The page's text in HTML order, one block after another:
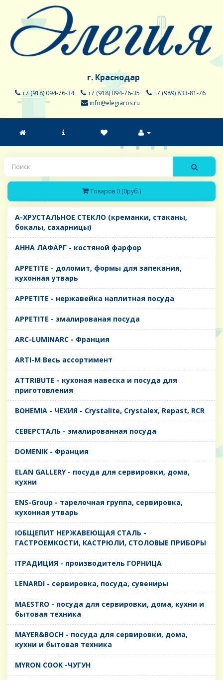
г. Краснодар
+7 (918) 094-76-34 +7 (918) 094-76-35
+7 (989) 833-81-76
info@elegiaros.ru
Товаров 0 (0руб.)
A-ХРУСТАЛЬНОЕ СТЕКЛО (креманки, стаканы,
бокалы, сахарницы)
AHHA ЛАФАРГ - костяной фарфор
APPETITE - доломит, формы для запекания,
кухонная утварь
APPETITE - нержавейка наплитная посуда
APPETITE - эмалированая посуда
ARC-LUMINARC - Франция
ARTI-M Весь ассортимент
ATTRIBUTE - кухоная навеска и посуда для
приготовления
BOHEMIA - ЧЕХИЯ - Crystalite, Crystalex, Repast, RCR
CЕВЕРСТАЛЬ - эмалированная посуда
DOMENIK - Франция
ELAN GALLERY - посуда для сервировки, дома,
кухни
ENS-Group - тарелочная группа, сервировка,
кухонная утварь
IОБЩЕПИТ НЕРЖАВЕЮЩАЯ СТАЛЬ -
ГАСТРОЕМКОСТИ, КАСТРЮЛИ, СТОЛОВЫЕ ПРИБОРЫ
IТРАДИЦИЯ - производитель ГОРНИЦА
LENARDI - сервировка, посуда, сувениры
MAESTRO - посуда для сервировки, дома, кухни и
бытовая техника
MAYER&BOCH - посуда для сервировки, дома,
кухни и бытовая техника
MYRON COOK -ЧУГУН